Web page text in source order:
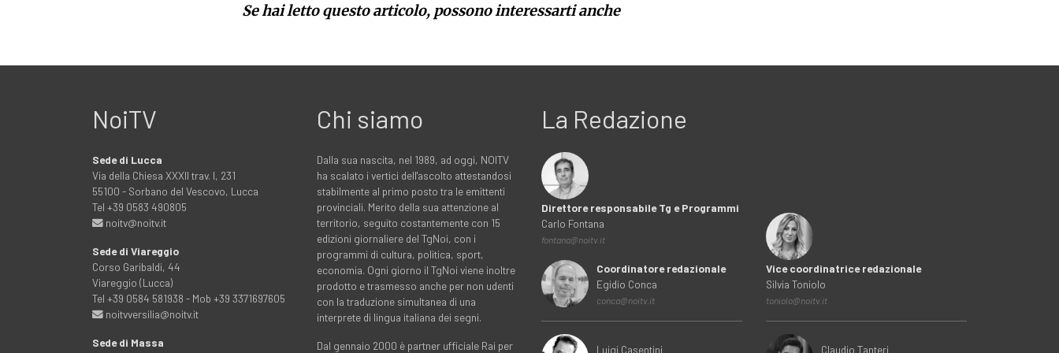
Se hai letto questo articolo, possono interessarti anche
NoiTV
Sede di Lucca
Via della Chiesa XXXII trav. I, 231
55100 - Sorbano del Vescovo, Lucca
Tel +39 0583 490805
noitv@noitv.it
Sede di Viareggio
Corso Garibaldi, 44
Viareggio (Lucca)
Tel +39 0584 581938 - Mob +39 3371697605
noitvversilia@noitv.it
Sede di Massa
Chi siamo
Dalla sua nascita, nel 1989, ad oggi, NOITV
ha scalato i vertici dell'ascolto attestandosi
stabilmente al primo posto tra le emittenti
provinciali. Merito della sua attenzione al
territorio, seguito costantemente con 15
edizioni giornaliere del TgNoi, con i
programmi di cultura, politica, sport,
economia. Ogni giorno il TgNoi viene inoltre
prodotto e trasmesso anche per non udenti
con la traduzione simultanea di una
interprete di lingua italiana dei segni.
Dal gennaio 2000 è partner ufficiale Rai per
La Redazione
Direttore responsabile Tg e Programmi
Carlo Fontana
fontana@noitv.it
Coordinatore redazionale
Egidio Conca
conca@noitv.it
Luigi Casentini
Vice coordinatrice redazionale
Silvia Toniolo
toniolo@noitv.it
Claudio Tanteri